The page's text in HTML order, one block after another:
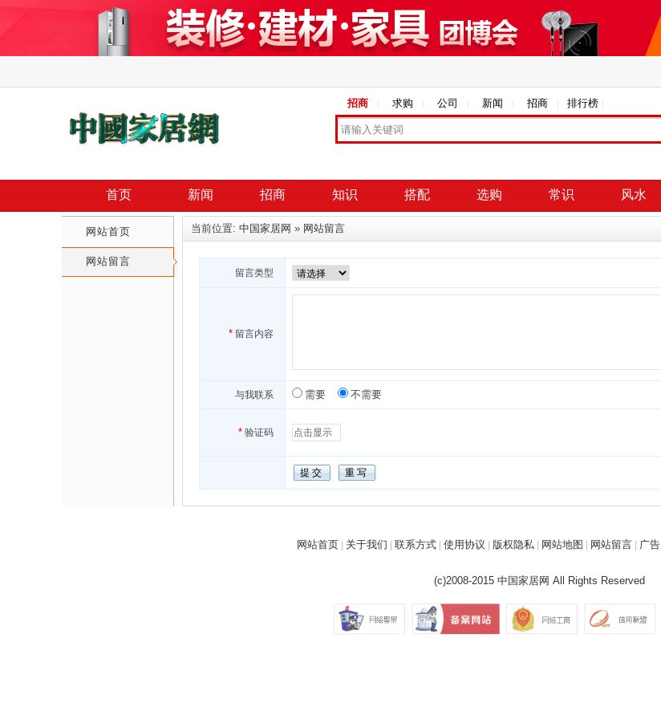
招商 求购 公司 新闻 招商 排行榜
首页 新闻 招商 知识 搭配 选购 常识 风水
网站首页
网站留言
当前位置: 中国家居网 » 网站留言
留言类型
* 留言内容
与我联系 需要 不需要
* 验证码
网站首页 关于我们 联系方式 使用协议 版权隐私 网站地图 网站留言 广
(c)2008-2015 中国家居网 All Rights Reserved